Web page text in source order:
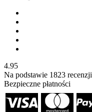
4.95
Na podstawie 1823 recenzji
Bezpieczne płatności